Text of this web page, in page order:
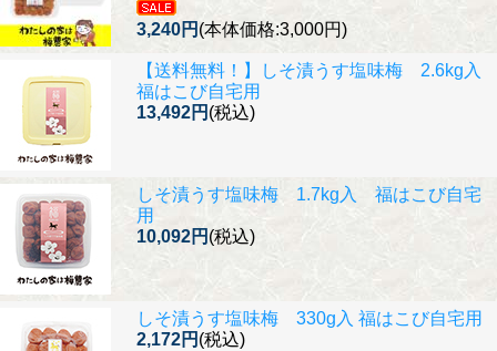
3,240円 (本体価格:3,000円)
【送料無料！】
しそ漬うす塩味梅 2.6kg入
福はこび自宅用
13,492円 (税込)
しそ漬うす塩味梅 1.7kg入 福はこび自宅
用
10,092円 (税込)
しそ漬うす塩味梅 330g入 福はこび自宅用
2,172円 (税込)